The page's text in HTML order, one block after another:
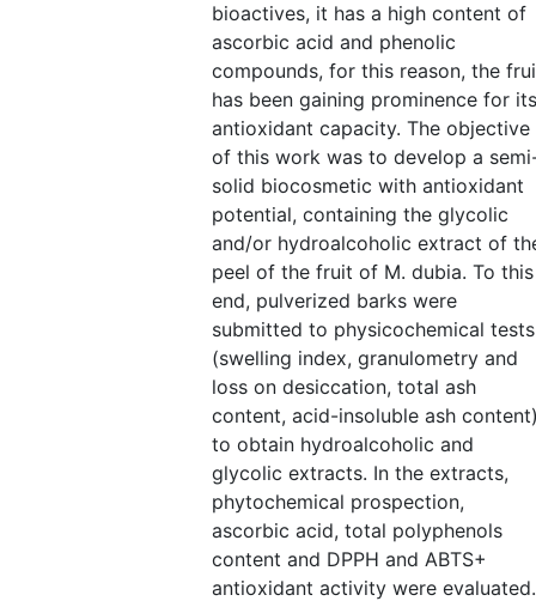
bioactives, it has a high content of
ascorbic acid and phenolic
compounds, for this reason, the
has been gaining prominence for its
antioxidant capacity. The objective
of this work was to develop a
solid biocosmetic with antioxidant
potential, containing the glycolic
and/or hydroalcoholic extract of
peel of the fruit of M. dubia. To this
end, pulverized barks were
submitted to physicochemical tests
(swelling index, granulometry and
loss on desiccation, total ash
content, acid-insoluble ash
to obtain hydroalcoholic and
glycolic extracts. In the extracts,
phytochemical prospection,
ascorbic acid, total polyphenols
content and DPPH and ABTS+
antioxidant activity were evaluated.